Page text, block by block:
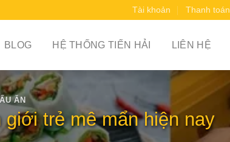
Tài khoản Thanh toán
BLOG HỆ THỐNG TIẾN HẢI LIÊN HỆ
ĂN
trẻ mê mẩn hiện nay